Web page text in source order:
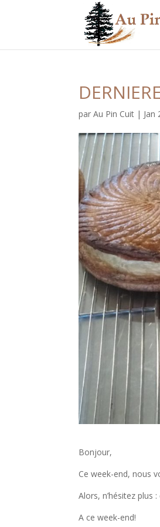
parAu Pin Cuit | Jan
Bonjour,
Ce week-end, nous
Alors, n’hésitez plus
A ce week-end!